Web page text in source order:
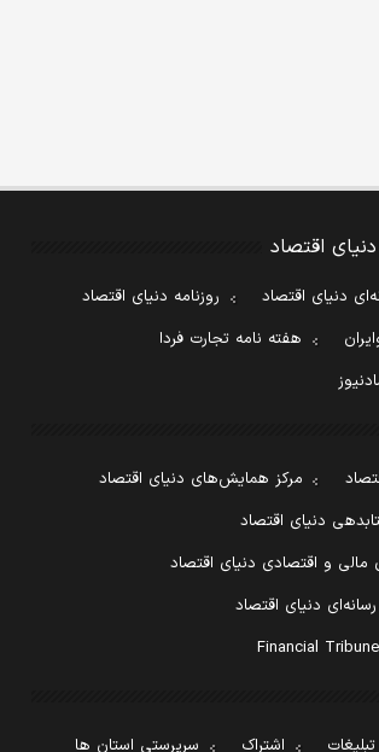
اقتصاد
دنیای اقتصاد
روزنامه دنیای اقتصاد
هفته نامه تجارت فردا
مرکز همایش‌های دنیای اقتصاد
دنیای اقتصاد
و اقتصادی دنیای اقتصاد
دنیای اقتصاد
تبلیغات اشتراک سرپرستی استان ها